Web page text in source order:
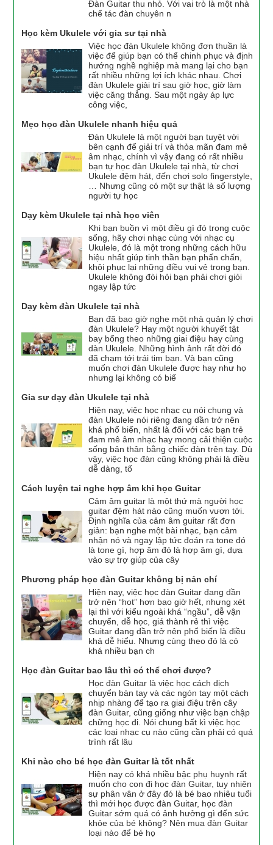
Đàn Guitar thu nhỏ. Với vai trò là một nhà
chế tác đàn chuyên n
Học kèm Ukulele với gia sư tại nhà
Việc học đàn Ukulele không đơn thuần là
việc để giúp bạn có thể chinh phục và định
hướng nghề nghiệp mà mang lại cho bạn
rất nhiều những lợi ích khác nhau. Chơi
đàn Ukulele giải trí sau giờ học, giờ làm
việc căng thẳng. Sau một ngày áp lực
công việc,
Mẹo học đàn Ukulele nhanh hiệu quả
Đàn Ukulele là một người bạn tuyệt vời
bên cạnh để giải trí và thỏa mãn đam mê
âm nhạc, chính vì vậy đang có rất nhiều
bạn tự học đàn Ukulele tại nhà, từ chơi
Ukulele đệm hát, đến chơi solo fingerstyle,
… Nhưng cũng có một sự thật là số lượng
người tự học
Dạy kèm Ukulele tại nhà học viên
Khi bạn buồn vì một điều gì đó trong cuộc
sống, hãy chơi nhạc cùng với nhạc cụ
Ukulele, đó là một trong những cách hữu
hiệu nhất giúp tinh thần bạn phấn chấn,
khôi phục lại những điều vui vẻ trong bạn.
Ukulele không đòi hỏi bạn phải chơi giỏi
ngay lập tức
Dạy kèm đàn Ukulele tại nhà
Bạn đã bao giờ nghe một nhà quản lý chơi
đàn Ukulele? Hay một người khuyết tật
bay bổng theo những giai điệu hay cùng
dàn Ukulele. Những hình ảnh rất đời đó
đã chạm tới trái tim bạn. Và bạn cũng
muốn chơi đàn Ukulele được hay như họ
nhưng lại không có biế
Gia sư dạy đàn Ukulele tại nhà
Hiện nay, việc học nhạc cụ nói chung và
đàn Ukulele nói riêng đang dần trở nên
khá phổ biến, nhất là đối với các bạn trẻ
đam mê âm nhạc hay mong cải thiện cuộc
sống bản thân bằng chiếc đàn trên tay. Dù
vậy, việc học đàn cũng không phải là điều
dễ dàng, tố
Cách luyện tai nghe hợp âm khi học Guitar
Cảm âm guitar là một thứ mà người học
guitar đệm hát nào cũng muốn vươn tới.
Định nghĩa của cảm âm guitar rất đơn
giản: bạn nghe một bài nhạc, bạn cảm
nhận nó và ngay lập tức đoán ra tone đó
là tone gì, hợp âm đó là hợp âm gì, dựa
vào sự trợ giúp của cây
Phương pháp học đàn Guitar không bị nản chí
Hiện nay, việc học đàn Guitar đang dần
trở nên “hot” hơn bao giờ hết, nhưng xét
lại thì với kiểu ngoài khá “ngầu”, dễ vận
chuyển, dễ học, giá thành rẻ thì việc
Guitar đang dần trở nên phổ biến là điều
khá dễ hiểu. Nhưng cùng theo đó là có
khá nhiều bạn ch
Học đàn Guitar bao lâu thì có thể chơi được?
Học đàn Guitar là việc học cách dịch
chuyển bàn tay và các ngón tay một cách
nhịp nhàng để tạo ra giai điệu trên cây
đàn Guitar, cũng giống như việc bạn chập
chững học đi. Nói chung bất kì việc học
các loại nhạc cụ nào cũng cần phải có quá
trình rất lâu
Khi nào cho bé học đàn Guitar là tốt nhất
Hiện nay có khá nhiều bậc phụ huynh rất
muốn cho con đi học đàn Guitar, tuy nhiên
sự phân vân ở đây đó là bé bao nhiêu tuổi
thì mới học được đàn Guitar, học đàn
Guitar sớm quá có ảnh hưởng gì đến sức
khỏe của bé không? Nên mua đàn Guitar
loại nào để bé họ